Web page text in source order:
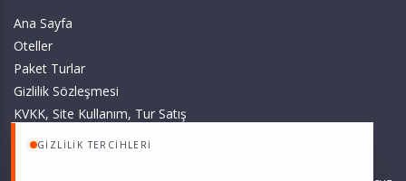
GIZLILIK TERCIHLERI
Ana Sayfa
Oteller
Paket Turlar
Gizlilik Sözleşmesi
KVKK, Site Kullanım, Tur Satış